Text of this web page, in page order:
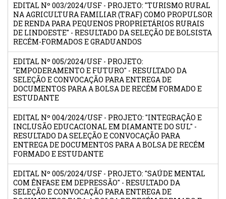
EDITAL Nº 003/2024/USF - PROJETO: "TURISMO RURAL
NA AGRICULTURA FAMILIAR (TRAF) COMO PROPULSOR
DE RENDA PARA PEQUENOS PROPRIETÁRIOS RURAIS
DE LINDOESTE" - RESULTADO DA SELEÇÃO DE BOLSISTA
RECÉM-FORMADOS E GRADUANDOS
EDITAL Nº 005/2024/USF - PROJETO:
"EMPODERAMENTO E FUTURO" - RESULTADO DA
SELEÇÃO E CONVOCAÇÃO PARA ENTREGA DE
DOCUMENTOS PARA A BOLSA DE RECÉM FORMADO E
ESTUDANTE
EDITAL Nº 004/2024/USF - PROJETO: "INTEGRAÇÃO E
INCLUSÃO EDUCACIONAL EM DIAMANTE DO SUL" -
RESULTADO DA SELEÇÃO E CONVOCAÇÃO PARA
ENTREGA DE DOCUMENTOS PARA A BOLSA DE RECÉM
FORMADO E ESTUDANTE
EDITAL Nº 005/2024/USF - PROJETO: "SAÚDE MENTAL
COM ÊNFASE EM DEPRESSÃO" - RESULTADO DA
SELEÇÃO E CONVOCAÇÃO PARA ENTREGA DE